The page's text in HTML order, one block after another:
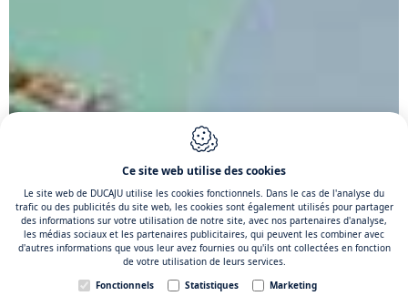
Ce site web utilise des cookies
Le site web de DUCAJU utilise les cookies fonctionnels. Dans le cas de l'analyse du
trafic ou des publicités du site web, les cookies sont également utilisés pour partager
des informations sur votre utilisation de notre site, avec nos partenaires d'analyse,
les médias sociaux et les partenaires publicitaires, qui peuvent les combiner avec
d'autres informations que vous leur avez fournies ou qu'ils ont collectées en fonction
de votre utilisation de leurs services.
Fonctionnels
Statistiques Marketing